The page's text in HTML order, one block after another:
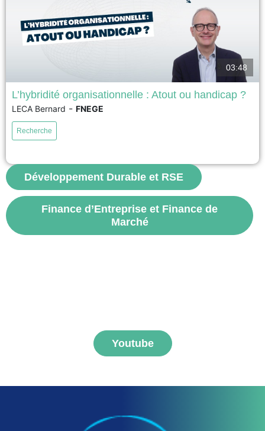
17ème Prix académique de la recherche en management – Prix Syntec
Conseil 2026 – Meilleur article de recherche en management La recherche
a examiné comment les organisations hybrides équilibrent des valeurs
voir
03:48
L’hybridité organisationnelle : Atout ou handicap ?
LECA Bernard - FNEGE
Recherche
Développement Durable et RSE
Finance d’Entreprise et Finance de
Marché
Youtube